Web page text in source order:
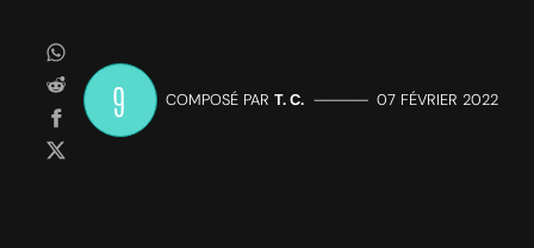
9 COMPOSÉ PAR T. C. ————— 07 FÉVRIER 2022